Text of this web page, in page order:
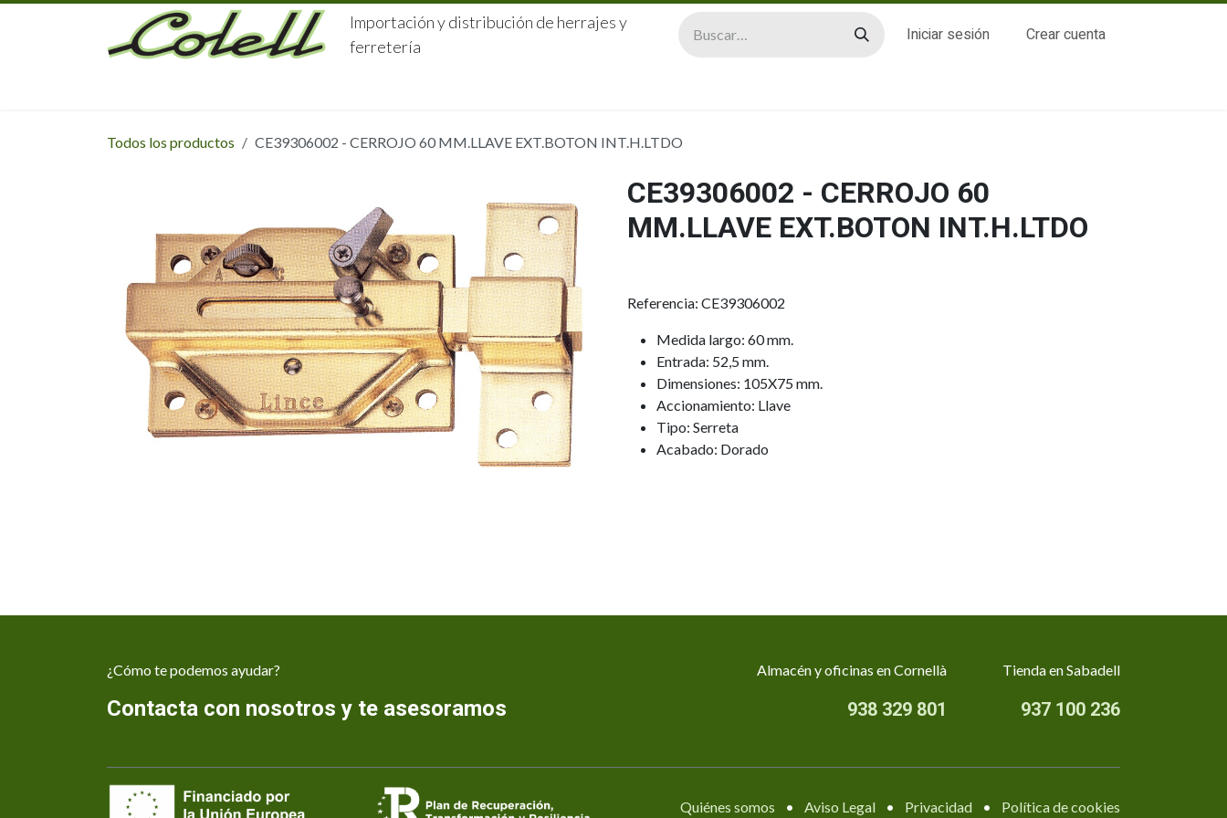
Ir al contenido
Importación y distribución de herrajes y
ferretería
Iniciar sesión Crear cuenta
Todos los productos CE39306002 - CERROJO 60 MM.LLAVE EXT.BOTON INT.H.LTDO
CE39306002 - CERROJO 60
MM.LLAVE EXT.BOTON INT.H.LTDO
Referencia: CE39306002
Medida largo: 60 mm.
Entrada: 52,5 mm.
Dimensiones: 105X75 mm.
Accionamiento: Llave
Tipo: Serreta
Acabado: Dorado
¿Cómo te podemos ayudar?
Contacta con nosotros y te asesoramos
Almacén y oficinas en Cornellà
938 329 801
Tienda en Sabadell
937 100 236
Quiénes somos • Aviso Legal • Privacidad • Política de cookies